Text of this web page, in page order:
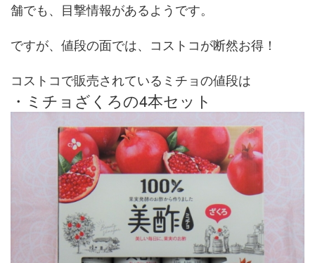
舗でも、目撃情報があるようです。
ですが、値段の面では、コストコが断然お得！
コストコで販売されているミチョの値段は
・ミチョざくろの4本セット